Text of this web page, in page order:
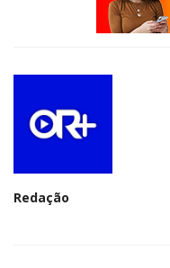
Redação